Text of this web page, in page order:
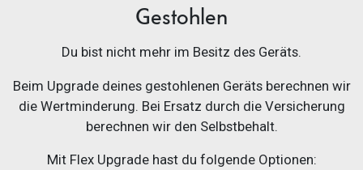
Gestohlen
Du bist nicht mehr im Besitz des Geräts.
Beim Upgrade deines gestohlenen Geräts berechnen wir
die Wertminderung. Bei Ersatz durch die Versicherung
berechnen wir den Selbstbehalt.
Mit Flex Upgrade hast du folgende Optionen: